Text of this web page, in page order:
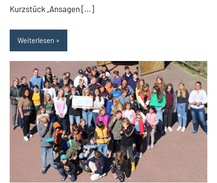
Kurzstück „Ansagen […]
Weiterlesen